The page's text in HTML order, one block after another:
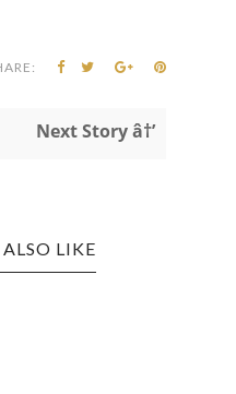
Next Story â†’
LIKE